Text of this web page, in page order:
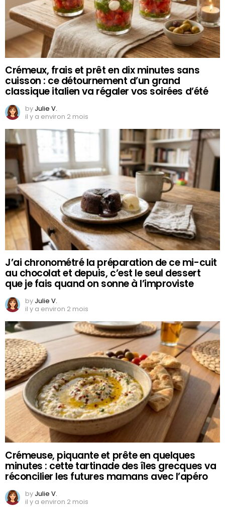
Crémeux, frais et prêt en dix minutes sans
cuisson : ce détournement d’un grand
classique italien va régaler vos soirées d’été
by Julie V.
il y a environ 2 mois
J’ai chronométré la préparation de ce mi-cuit
au chocolat et depuis, c’est le seul dessert
que je fais quand on sonne à l’improviste
by Julie V.
il y a environ 2 mois
Crémeuse, piquante et prête en quelques
minutes : cette tartinade des îles grecques va
réconcilier les futures mamans avec l’apéro
by Julie V.
il y a environ 2 mois